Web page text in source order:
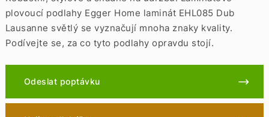
plovoucí podlahy Egger Home laminát EHL085 Dub
Lausanne světlý se vyznačují mnoha znaky kvality.
Podívejte se, za co tyto podlahy opravdu stojí.
Odeslat poptávku